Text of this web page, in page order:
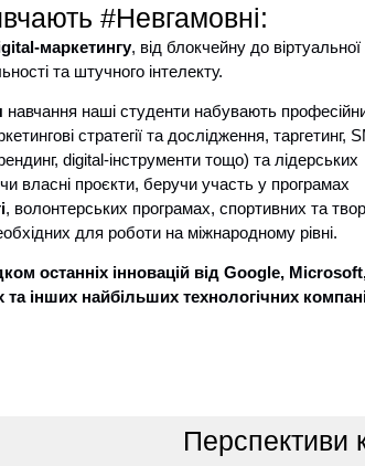
#Невгамовні:
маркетингу, від блокчейну до віртуальної
та штучного інтелекту.
навчання наші студенти набувають
стратегії та дослідження, таргетинг,
digital-інструменти тощо) та лідерських
власні проєкти, беручи участь у програмах
, волонтерських програмах, спортивних та
для роботи на міжнародному рівні.
останніх інновацій від Google,
інших найбільших технологічних
Перспективи